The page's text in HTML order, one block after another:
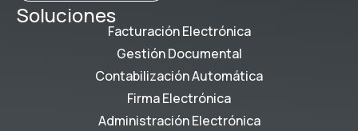
Soluciones
Facturación Electrónica
Gestión Documental
Contabilización Automática
Firma Electrónica
Administración Electrónica